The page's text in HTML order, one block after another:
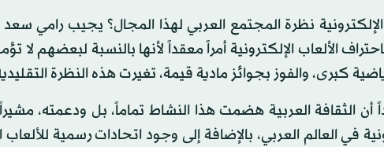
نظرة المجتمع العربي لهذا المجال؟ يجيب رامي سعد
الألعاب الإلكترونية أمراً معقداً لأنها بالنسبة لبعضهم
كبرى، والفوز بجوائز مادية قيمة، تغيرت هذه النظرة
في العالم العربي، بالإضافة إلى وجود اتحادات رسمية